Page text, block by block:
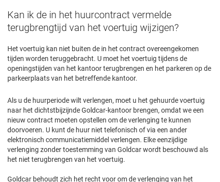
​Kan ik de in het huurcontract vermelde
terugbrengtijd van het voertuig wijzigen?
Het voertuig kan niet buiten de in het contract overeengekomen
tijden worden teruggebracht. U moet het voertuig tijdens de
openingstijden van het kantoor terugbrengen en het parkeren op de
parkeerplaats van het betreffende kantoor.
Als u de huurperiode wilt verlengen, moet u het gehuurde voertuig
naar het dichtstbijzijnde Goldcar-kantoor brengen, omdat we een
nieuw contract moeten opstellen om de verlenging te kunnen
doorvoeren. U kunt de huur niet telefonisch of via een ander
elektronisch communicatiemiddel verlengen. Elke eenzijdige
verlenging zonder toestemming van Goldcar wordt beschouwd als
het niet terugbrengen van het voertuig.
Goldcar behoudt zich het recht voor om de verlenging van het